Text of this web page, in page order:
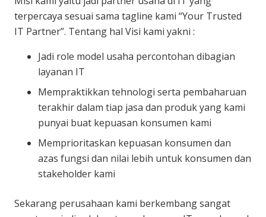
terpercaya sesuai sama tagline kami “Your Trusted
IT Partner”. Tentang hal Visi kami yakni :
Jadi role model usaha percontohan dibagian
layanan IT
Mempraktikkan tehnologi serta pembaharuan
terakhir dalam tiap jasa dan produk yang kami
punyai buat kepuasan konsumen kami
Memprioritaskan kepuasan konsumen dan
azas fungsi dan nilai lebih untuk konsumen dan
stakeholder kami
Sekarang perusahaan kami berkembang sangat